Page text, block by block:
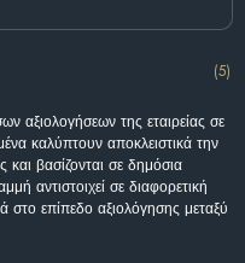
(5)
αξιολογήσεων της εταιρείας σε
καλύπτουν αποκλειστικά την
βασίζονται σε δημόσια
αντιστοιχεί σε διαφορετική
στο επίπεδο αξιολόγησης μεταξύ